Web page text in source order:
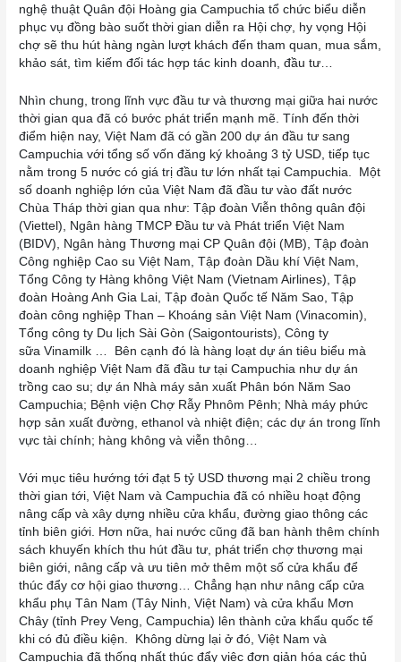
nghệ thuật Quân đội Hoàng gia Campuchia tổ chức biểu diễn
phục vụ đồng bào suốt thời gian diễn ra Hội chợ, hy vọng Hội
chợ sẽ thu hút hàng ngàn lượt khách đến tham quan, mua sắm,
khảo sát, tìm kiếm đối tác hợp tác kinh doanh, đầu tư…
Nhìn chung, trong lĩnh vực đầu tư và thương mại giữa hai nước
thời gian qua đã có bước phát triển mạnh mẽ. Tính đến thời
điểm hiện nay, Việt Nam đã có gần 200 dự án đầu tư sang
Campuchia với tổng số vốn đăng ký khoảng 3 tỷ USD, tiếp tục
nằm trong 5 nước có giá trị đầu tư lớn nhất tại Campuchia. Một
số doanh nghiệp lớn của Việt Nam đã đầu tư vào đất nước
Chùa Tháp thời gian qua như: Tập đoàn Viễn thông quân đội
(Viettel), Ngân hàng TMCP Đầu tư và Phát triển Việt Nam
(BIDV), Ngân hàng Thương mại CP Quân đội (MB), Tập đoàn
Công nghiệp Cao su Việt Nam, Tập đoàn Dầu khí Việt Nam,
Tổng Công ty Hàng không Việt Nam (Vietnam Airlines), Tập
đoàn Hoàng Anh Gia Lai, Tập đoàn Quốc tế Năm Sao, Tập
đoàn công nghiệp Than – Khoáng sản Việt Nam (Vinacomin),
Tổng công ty Du lịch Sài Gòn (Saigontourists), Công ty
sữa Vinamilk … Bên cạnh đó là hàng loạt dự án tiêu biểu mà
doanh nghiệp Việt Nam đã đầu tư tại Campuchia như dự án
trồng cao su; dự án Nhà máy sản xuất Phân bón Năm Sao
Campuchia; Bệnh viện Chợ Rẫy Phnôm Pênh; Nhà máy phức
hợp sản xuất đường, ethanol và nhiệt điện; các dự án trong lĩnh
vực tài chính; hàng không và viễn thông…
Với mục tiêu hướng tới đạt 5 tỷ USD thương mại 2 chiều trong
thời gian tới, Việt Nam và Campuchia đã có nhiều hoạt động
nâng cấp và xây dựng nhiều cửa khẩu, đường giao thông các
tỉnh biên giới. Hơn nữa, hai nước cũng đã ban hành thêm chính
sách khuyến khích thu hút đầu tư, phát triển chợ thương mại
biên giới, nâng cấp và ưu tiên mở thêm một số cửa khẩu để
thúc đẩy cơ hội giao thương… Chẳng hạn như nâng cấp cửa
khẩu phụ Tân Nam (Tây Ninh, Việt Nam) và cửa khẩu Mơn
Chây (tỉnh Prey Veng, Campuchia) lên thành cửa khẩu quốc tế
khi có đủ điều kiện. Không dừng lại ở đó, Việt Nam và
Campuchia đã thống nhất thúc đẩy việc đơn giản hóa các thủ